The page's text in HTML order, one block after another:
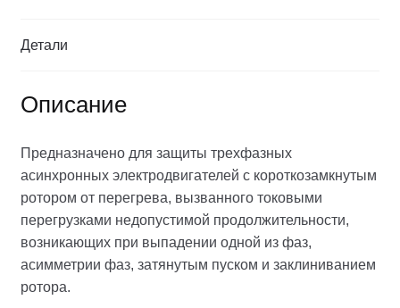
Детали
Описание
Предназначено для защиты трехфазных
асинхронных электродвигателей с короткозамкнутым
ротором от перегрева, вызванного токовыми
перегрузками недопустимой продолжительности,
возникающих при выпадении одной из фаз,
асимметрии фаз, затянутым пуском и заклиниванием
ротора.